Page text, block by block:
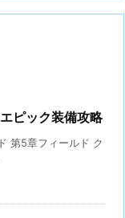
ピック装備攻略
第5章フィールド ク